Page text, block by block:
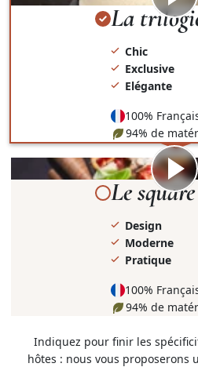
la
La
Chic
Exclusive
Elégante
100%
94% de
Visionner
la
Le square
Design
Moderne
Pratique
100%
94% de
Indiquez pour finir les
hôtes : nous vous proposerons